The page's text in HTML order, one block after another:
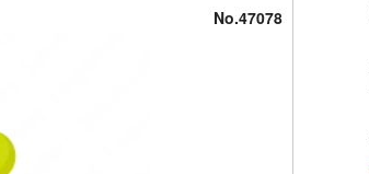
No.47078